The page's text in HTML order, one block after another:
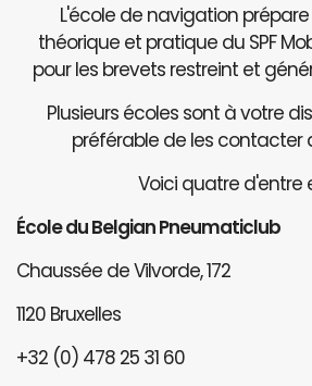
L'école de navigation
théorique et pratique du SPF
pour les brevets restreint et
Plusieurs écoles sont à votre
préférable de les contacter
Voici quatre d'entre
École du Belgian Pneumaticlub
Chaussée de Vilvorde, 172
1120 Bruxelles
+32 (0) 478 25 31 60